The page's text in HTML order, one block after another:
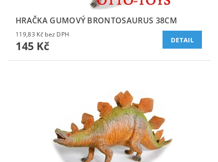
HRAČKA GUMOVÝ BRONTOSAURUS 38CM
119,83 Kč bez DPH
145 Kč DETAIL